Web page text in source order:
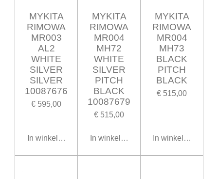
MYKITA
RIMOWA
MR003
AL2
WHITE
SILVER
SILVER
10087676
€ 595,00
In winkelwagen
MYKITA
RIMOWA
MR004
MH72
WHITE
SILVER
PITCH
BLACK
10087679
€ 515,00
In winkelwagen
MYKITA
RIMOWA
MR004
MH73
BLACK
PITCH
BLACK
€ 515,00
In winkelwagen